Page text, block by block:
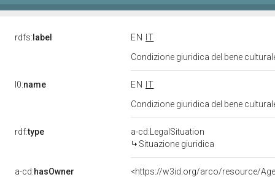
rdfs: label EN
IT
Condizione giuridica del bene
l0:name EN
IT
Condizione giuridica del bene
rdf:type
a-cd:LegalSituation
Situazione giuridica
a-cd:hasOwner
<https://w3id.org/arco/resource/